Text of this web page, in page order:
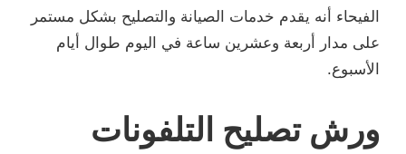
الفيحاء أنه يقدم خدمات الصيانة والتصليح بشكل مستمر
على مدار أربعة وعشرين ساعة في اليوم طوال أيام
الأسبوع.
ورش تصليح التلفونات